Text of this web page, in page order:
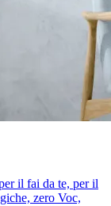
il fai da te, per il
zero Voc,